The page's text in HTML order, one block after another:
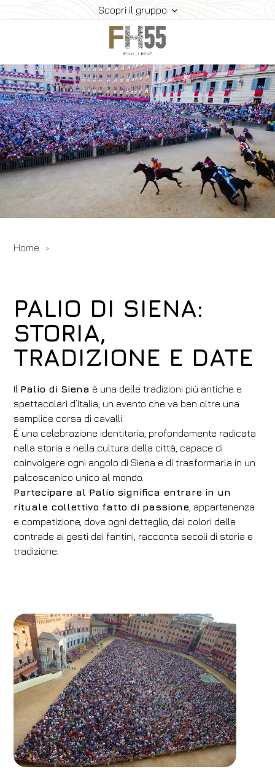
Scopri il gruppo
Home
Collection
Mice
FH55 Viprogram
FH55 Experience
Contatti
Offerte
Home
PALIO DI SIENA:
STORIA,
TRADIZIONE E DATE
Il Palio di Siena è una delle tradizioni più antiche e
spettacolari d’Italia, un evento che va ben oltre una
semplice corsa di cavalli.
È una celebrazione identitaria, profondamente radicata
nella storia e nella cultura della città, capace di
coinvolgere ogni angolo di Siena e di trasformarla in un
palcoscenico unico al mondo.
Partecipare al Palio significa entrare in un
rituale collettivo fatto di passione , appartenenza
e competizione, dove ogni dettaglio, dai colori delle
contrade ai gesti dei fantini, racconta secoli di storia e
tradizione.